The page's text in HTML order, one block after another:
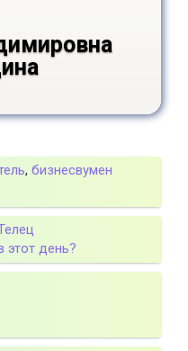
, бизнесвумен
этот день?